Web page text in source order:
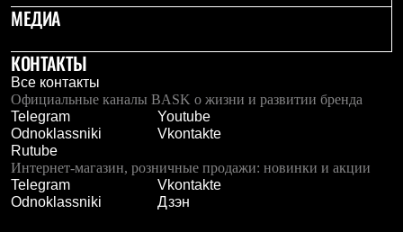
МЕДИА
КОНТАКТЫ
Все контакты
Официальные каналы BASK о жизни и развитии бренда
Telegram
Youtube
Odnoklassniki
Vkontakte
Rutube
Интернет-магазин, розничные продажи: новинки и акции
Telegram
Vkontakte
Odnoklassniki
Дзэн